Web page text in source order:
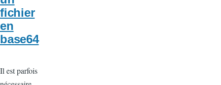
fichier
en
base64
Il est parfois